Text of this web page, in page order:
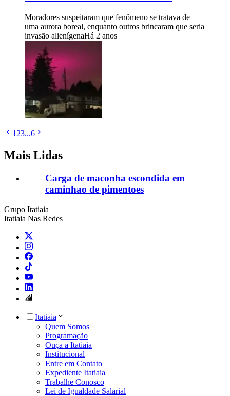
Moradores suspeitaram que fenômeno se tratava de
uma aurora boreal, enquanto outros brincaram que seria
invasão alienígenaHá 2 anos
1 23...6
Mais Lidas
Carga de maconha escondida em
caminhao de pimentoes
Grupo Itatiaia
Itatiaia Nas Redes
Itatiaia
Quem Somos
Programação
Ouça a Itatiaia
Institucional
Entre em Contato
Expediente Itatiaia
Trabalhe Conosco
Lei de Igualdade Salarial